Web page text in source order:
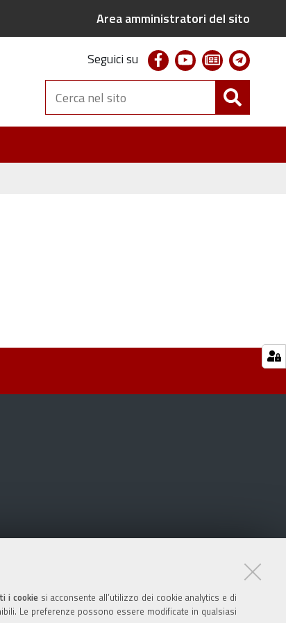
i cookiesi acconsente all’utilizzo dei cookie analytics e di
Le preferenze possono essere modificate in qualsiasi
Area amministratori del sito
Seguici su facebookyoutubenewsletter
Cerca
nel
sito